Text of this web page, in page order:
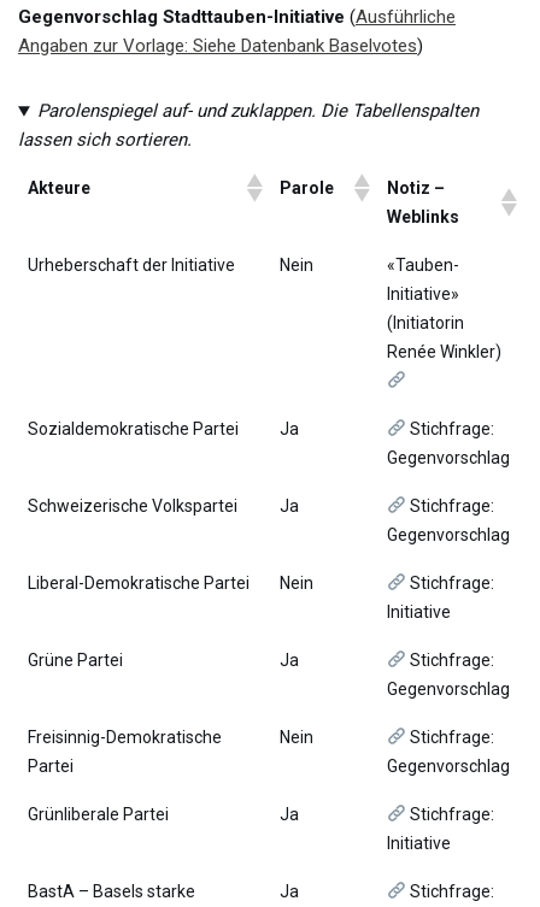
Gegenvorschlag Stadttauben-Initiative (Ausführliche
Angaben zur Vorlage: Siehe Datenbank Baselvotes)
Parolenspiegel auf- und zuklappen. Die Tabellenspalten
lassen sich sortieren.
Akteure Parole
Notiz –
Weblinks
Urheberschaft der Initiative Nein
«Tauben-
Initiative»
(Initiatorin
Renée Winkler)
Sozialdemokratische Partei Ja
Stichfrage:
Gegenvorschlag
Schweizerische Volkspartei Ja
Stichfrage:
Gegenvorschlag
Liberal-Demokratische Partei Nein
Stichfrage:
Initiative
Grüne Partei Ja
Stichfrage:
Gegenvorschlag
Freisinnig-Demokratische
Partei
Nein
Stichfrage:
Gegenvorschlag
Grünliberale Partei Ja
Stichfrage:
Initiative
BastA – Basels starke
Ja
Stichfrage: